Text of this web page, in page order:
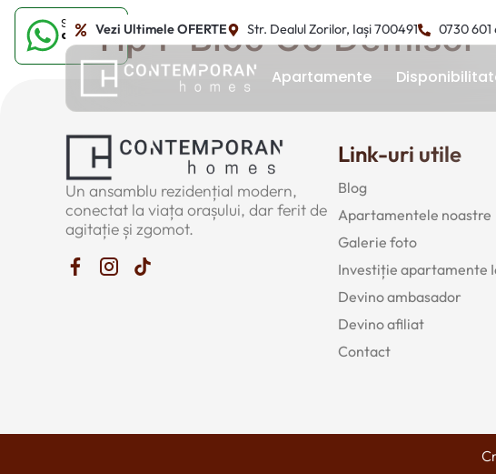
Vezi Ultimele OFERTE Str. Dealul Zorilor, Iași 700491 0730 601
Apartamente
Tip F Bloc C6 Demisol
Sună-ne
acum
Un ansamblu rezidențial modern,
conectat la viața orașului, dar ferit de
agitație și zgomot.
Link-uri utile
Blog
Apartamentele noastre
Galerie foto
Investiție apartamente
Devino ambasador
Devino afiliat
Contact